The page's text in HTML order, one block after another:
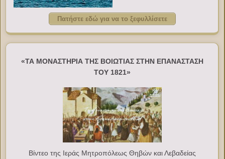
Πατήστε εδώ για να το ξεφυλλίσετε
«ΤΑ ΜΟΝΑΣΤΗΡΙΑ ΤΗΣ ΒΟΙΩΤΙΑΣ ΣΤΗΝ ΕΠΑΝΑΣΤΑΣΗ
ΤΟΥ 1821»
Βίντεο της Ιεράς Μητροπόλεως Θηβών και Λεβαδείας